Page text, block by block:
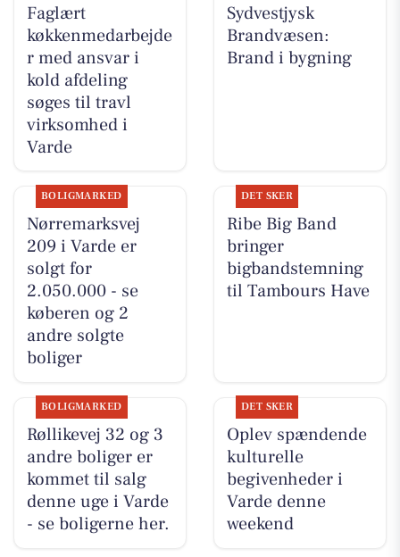
Faglært
køkkenmedarbejde
r med ansvar i
kold afdeling
søges til travl
virksomhed i
Varde
Sydvestjysk
Brandvæsen:
Brand i bygning
BOLIGMARKED
Nørremarksvej
209 i Varde er
solgt for
2.050.000 - se
køberen og 2
andre solgte
boliger
DET SKER
Ribe Big Band
bringer
bigbandstemning
til Tambours Have
BOLIGMARKED
Røllikevej 32 og 3
andre boliger er
kommet til salg
denne uge i Varde
- se boligerne her.
DET SKER
Oplev spændende
kulturelle
begivenheder i
Varde denne
weekend